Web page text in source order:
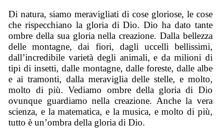
Di natura, siamo meravigliati di cose gloriose, le cose
che rispecchiano la gloria di Dio. Dio ha dato tante
ombre della sua gloria nella creazione. Dalla bellezza
delle montagne, dai fiori, dagli uccelli bellissimi,
dall’incredibile varietà degli animali, e da milioni di
tipi di insetti, dalle montagne, dalle foreste, dalle albe
e ai tramonti, dalla meraviglia delle stelle, e molto,
molto di più. Vediamo ombre della gloria di Dio
ovunque guardiamo nella creazione. Anche la vera
scienza, e la matematica, e la musica, e molto di più,
tutto è un’ombra della gloria di Dio.